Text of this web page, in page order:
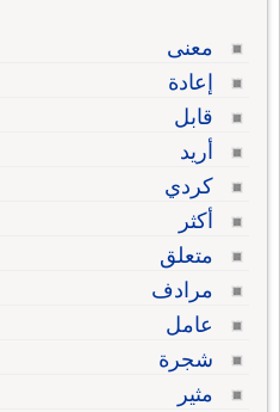
معنى
إعادة
قابل
أريد
كردي
أكثر
متعلق
مرادف
عامل
شجرة
مثير